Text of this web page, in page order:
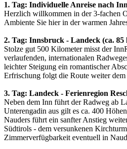
1. Tag: Individuelle Anreise nach
Herzlich willkommen in der 3-fachen
Ambiente Sie hier in der warmen
2. Tag: Innsbruck - Landeck (ca. 85
Stolze gut 500 Kilometer misst der
verlaufenden, internationalen
leichter Steigung ein romantischer
Erfrischung folgt die Route weiter
3. Tag: Landeck - Ferienregion
Neben dem Inn führt der Radweg ab
Unterengadin aus gilt es ca. 400
Nauders führt ein sanfter Anstieg
Südtirols - dem versunkenen
Zimmerverfügbarkeit eventuell in